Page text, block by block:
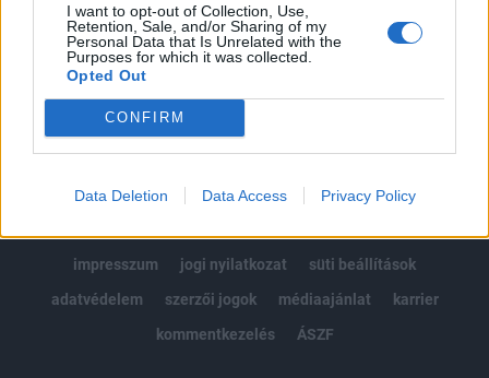
I want to opt-out of Collection, Use,
Retention, Sale, and/or Sharing of my
Personal Data that Is Unrelated with the
Purposes for which it was collected.
Opted Out
CONFIRM
Data Deletion Data Access Privacy Policy
MÁR ELŐFIZETŐNK VAGY?BEJELENTKEZÉS
impresszum
jogi nyilatkozat
süti beállítások
adatvédelem
szerzői jogok médiaajánlat
karrier
kommentkezelés
ÁSZF